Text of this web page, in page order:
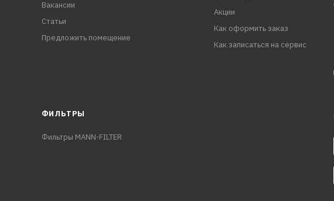
Вакансии
Статьи
Предложить помещение
Акции
Как оформить заказ
Как записаться на сервис
ФИЛЬТРЫ
Фильтры MANN-FILTER